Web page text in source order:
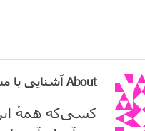
About آشنایی با مسیحیت
کسی‌که همهٔ